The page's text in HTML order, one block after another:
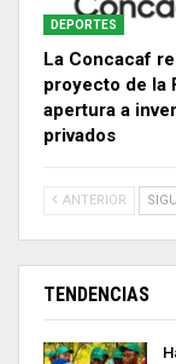
DEPORTES
La Concacaf
proyecto de la
apertura a
privados
ANTERIOR
TENDENCIAS